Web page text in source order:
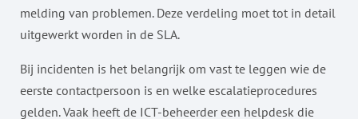
melding van problemen. Deze verdeling moet tot in detail
uitgewerkt worden in de SLA.
Bij incidenten is het belangrijk om vast te leggen wie de
eerste contactpersoon is en welke escalatieprocedures
gelden. Vaak heeft de ICT-beheerder een helpdesk die